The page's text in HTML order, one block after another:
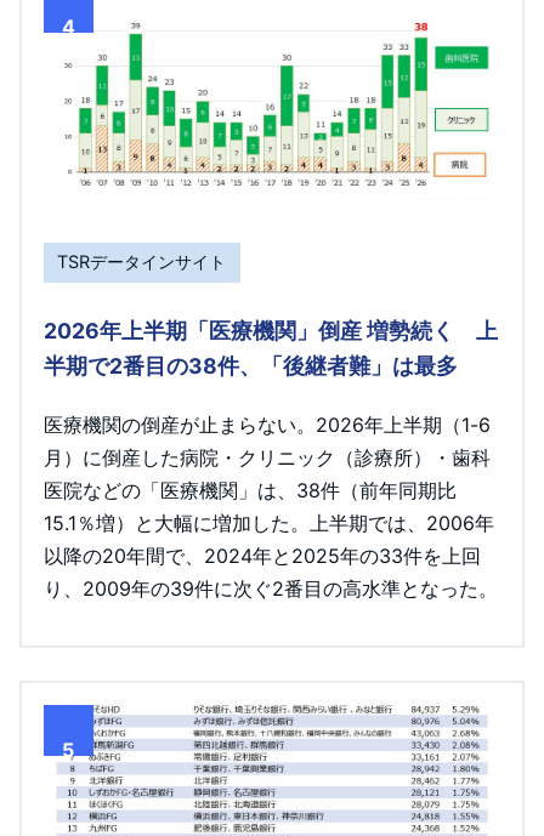
4
TSRデータインサイト
2026年上半期「医療機関」倒産 増勢続く 上
半期で2番目の38件、「後継者難」は最多
医療機関の倒産が止まらない。2026年上半期（1-6
月）に倒産した病院・クリニック（診療所）・歯科
医院などの「医療機関」は、38件（前年同期比
15.1％増）と大幅に増加した。上半期では、2006年
以降の20年間で、2024年と2025年の33件を上回
り、2009年の39件に次ぐ2番目の高水準となった。
5